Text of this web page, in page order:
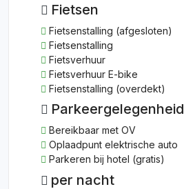
Fietsen
Fietsenstalling (afgesloten)
Fietsenstalling
Fietsverhuur
Fietsverhuur E-bike
Fietsenstalling (overdekt)
Parkeergelegenheid
Bereikbaar met OV
Oplaadpunt elektrische auto
Parkeren bij hotel (gratis)
per nacht